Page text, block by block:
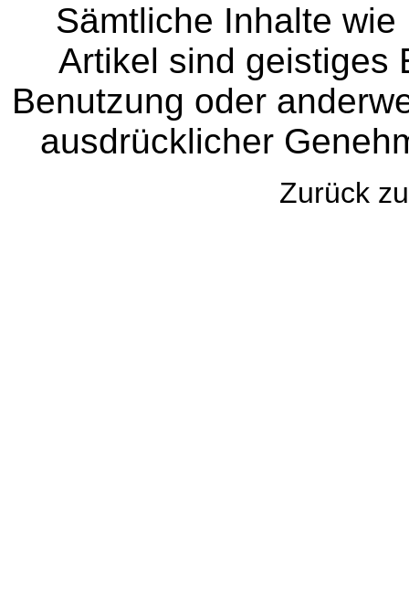
Sämtliche Inhalte
Artikel sind geistiges
Benutzung oder
ausdrücklicher
Zurück